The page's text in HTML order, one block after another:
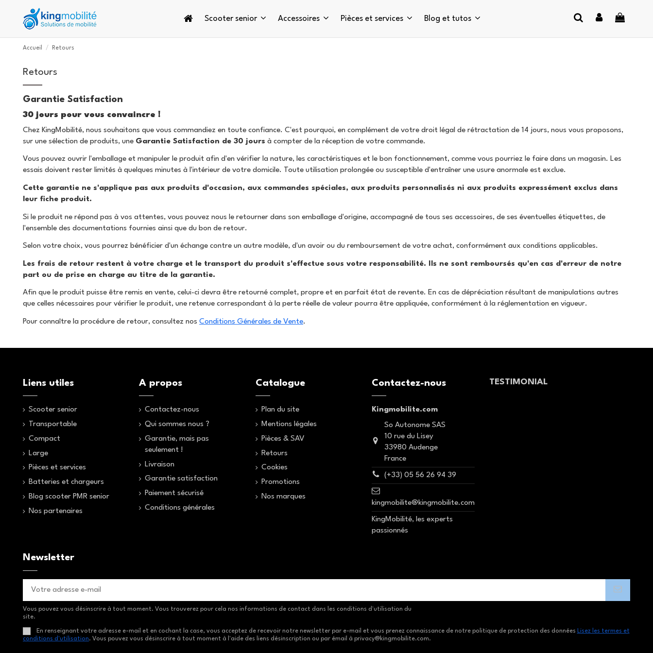
Scooter senior Accessoires Pièces et services Blog et tutos
Accueil Retours
Retours
Garantie Satisfaction
30 jours pour vous convaincre !
Chez KingMobilité, nous souhaitons que vous commandiez en toute confiance. C'est pourquoi, en complément de votre droit légal de rétractation de 14 jours, nous vous proposons,
sur une sélection de produits, une Garantie Satisfaction de 30 jours à compter de la réception de votre commande.
Vous pouvez ouvrir l'emballage et manipuler le produit afin d'en vérifier la nature, les caractéristiques et le bon fonctionnement, comme vous pourriez le faire dans un magasin. Les
essais doivent rester limités à quelques minutes à l'intérieur de votre domicile. Toute utilisation prolongée ou susceptible d'entraîner une usure anormale est exclue.
Cette garantie ne s'applique pas aux produits d'occasion, aux commandes spéciales, aux produits personnalisés ni aux produits expressément exclus dans
leur fiche produit.
Si le produit ne répond pas à vos attentes, vous pouvez nous le retourner dans son emballage d'origine, accompagné de tous ses accessoires, de ses éventuelles étiquettes, de
l'ensemble des documentations fournies ainsi que du bon de retour.
Selon votre choix, vous pourrez bénéficier d'un échange contre un autre modèle, d'un avoir ou du remboursement de votre achat, conformément aux conditions applicables.
Les frais de retour restent à votre charge et le transport du produit s'effectue sous votre responsabilité. Ils ne sont remboursés qu'en cas d'erreur de notre
part ou de prise en charge au titre de la garantie.
Afin que le produit puisse être remis en vente, celui-ci devra être retourné complet, propre et en parfait état de revente. En cas de dépréciation résultant de manipulations autres
que celles nécessaires pour vérifier le produit, une retenue correspondant à la perte réelle de valeur pourra être appliquée, conformément à la réglementation en vigueur.
Pour connaître la procédure de retour, consultez nos Conditions Générales de Vente.
Liens utiles
Scooter senior
Transportable
Compact
Large
Pièces et services
Batteries et chargeurs
Blog scooter PMR senior
Nos partenaires
A propos
Contactez-nous
Qui sommes nous ?
Garantie, mais pas
seulement !
Livraison
Garantie satisfaction
Paiement sécurisé
Conditions générales
Catalogue
Plan du site
Mentions légales
Pièces & SAV
Retours
Cookies
Promotions
Nos marques
Contactez-nous
Kingmobilite.com
So Autonome SAS
10 rue du Lisey
33980 Audenge
France
(+33) 05 56 26 94 39
kingmobilite@kingmobilite.com
KingMobilité, les experts
passionnés
TESTIMONIAL
Newsletter
Vous pouvez vous désinscrire à tout moment. Vous trouverez pour cela nos informations de contact dans les conditions d'utilisation du
site.
En renseignant votre adresse e-mail et en cochant la case, vous acceptez de recevoir notre newsletter par e-mail et vous prenez connaissance de notre politique de protection des données Lisez les termes et
conditions d'utilisation. Vous pouvez vous désinscrire à tout moment à l'aide des liens désinscription ou par émail à privacy@kingmobilite.com.